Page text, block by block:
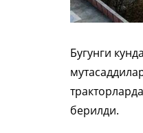
Бугунги
берилди.